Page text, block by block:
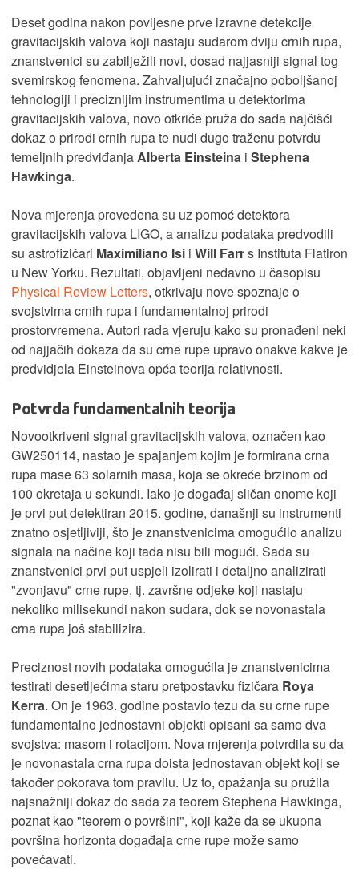
Deset godina nakon povijesne prve izravne detekcije
gravitacijskih valova koji nastaju sudarom dviju crnih rupa,
znanstvenici su zabilježili novi, dosad najjasniji signal tog
svemirskog fenomena. Zahvaljujući značajno poboljšanoj
tehnologiji i preciznijim instrumentima u detektorima
gravitacijskih valova, novo otkriće pruža do sada najčišći
dokaz o prirodi crnih rupa te nudi dugo traženu potvrdu
temeljnih predviđanjaAlberta Einsteina i Stephena
Hawkinga.
Nova mjerenja provedena su uz pomoć detektora
gravitacijskih valova LIGO, a analizu podataka predvodili
su astrofizičari Maximiliano Isi i Will Farrs Instituta Flatiron
u New Yorku. Rezultati, objavljeni nedavno u časopisu
Physical Review Letters, otkrivaju nove spoznaje o
svojstvima crnih rupa i fundamentalnoj prirodi
prostorvremena. Autori rada vjeruju kako su pronađeni neki
od najjačih dokaza da su crne rupe upravo onakve kakve je
predvidjela Einsteinova opća teorija relativnosti.
Potvrda fundamentalnih teorija
Novootkriveni signal gravitacijskih valova, označen kao
GW250114, nastao je spajanjem kojim je formirana crna
rupa mase 63 solarnih masa, koja se okreće brzinom od
100 okretaja u sekundi. Iako je događaj sličan onome koji
je prvi put detektiran 2015. godine, današnji su instrumenti
znatno osjetljiviji, što je znanstvenicima omogućilo analizu
signala na načine koji tada nisu bili mogući. Sada su
znanstvenici prvi put uspjeli izolirati i detaljno analizirati
"zvonjavu" crne rupe, tj. završne odjeke koji nastaju
nekoliko milisekundi nakon sudara, dok se novonastala
crna rupa još stabilizira.
Preciznost novih podataka omogućila je znanstvenicima
testirati desetljećima staru pretpostavku fizičara Roya
Kerra. On je 1963. godine postavio tezu da su crne rupe
fundamentalno jednostavni objekti opisani sa samo dva
svojstva: masom i rotacijom. Nova mjerenja potvrdila su da
je novonastala crna rupa doista jednostavan objekt koji se
također pokorava tom pravilu. Uz to, opažanja su pružila
najsnažniji dokaz do sada za teorem Stephena Hawkinga,
poznat kao "teorem o površini", koji kaže da se ukupna
površina horizonta događaja crne rupe može samo
povećavati.